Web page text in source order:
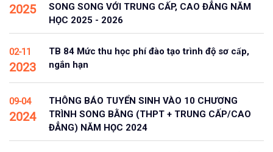
2025
SONG SONG VỚI TRUNG CẤP, CAO ĐẲNG NĂM
HỌC 2025 - 2026
02-11
2023
TB 84 Mức thu học phí đào tạo trình độ sơ cấp,
ngắn hạn
09-04
2024
THÔNG BÁO TUYỂN SINH VÀO 10 CHƯƠNG
TRÌNH SONG BẰNG (THPT + TRUNG CẤP/CAO
ĐẲNG) NĂM HỌC 2024